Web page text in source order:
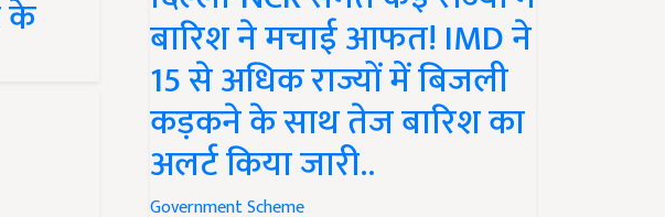
बारिश ने मचाई आफत! IMD ने
15 से अधिक राज्यों में बिजली
कड़कने के साथ तेज बारिश का
अलर्ट किया जारी..
Government Scheme